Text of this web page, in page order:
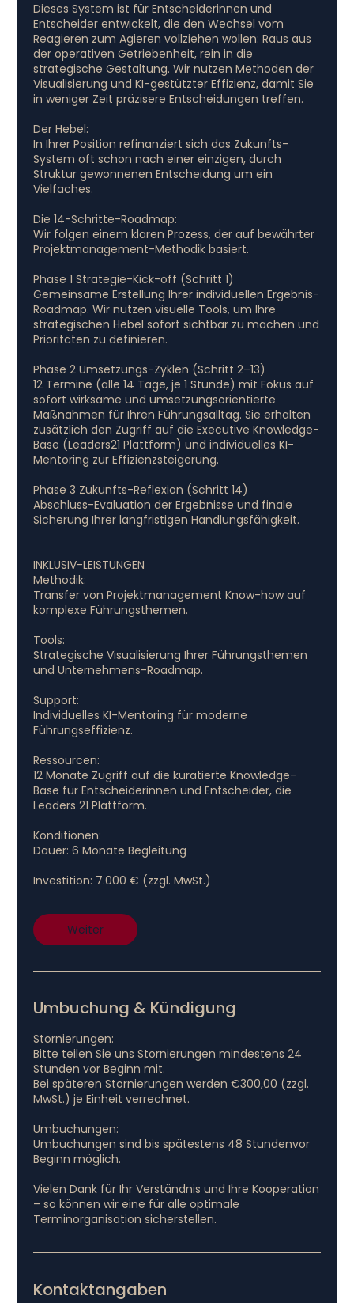
Dieses System ist für Entscheiderinnen und
Entscheider entwickelt, die den Wechsel vom
Reagieren zum Agieren vollziehen wollen: Raus aus
der operativen Getriebenheit, rein in die
strategische Gestaltung. Wir nutzen Methoden der
Visualisierung und KI-gestützter Effizienz, damit Sie
in weniger Zeit präzisere Entscheidungen treffen.
Der Hebel:
In Ihrer Position refinanziert sich das Zukunfts-
System oft schon nach einer einzigen, durch
Struktur gewonnenen Entscheidung um ein
Vielfaches.
Die 14-Schritte-Roadmap:
Wir folgen einem klaren Prozess, der auf bewährter
Projektmanagement-Methodik basiert.
Phase 1 Strategie-Kick-off (Schritt 1)
Gemeinsame Erstellung Ihrer individuellen Ergebnis-
Roadmap. Wir nutzen visuelle Tools, um Ihre
strategischen Hebel sofort sichtbar zu machen und
Prioritäten zu definieren.
Phase 2 Umsetzungs-Zyklen (Schritt 2–13)
12 Termine (alle 14 Tage, je 1 Stunde) mit Fokus auf
sofort wirksame und umsetzungsorientierte
Maßnahmen für Ihren Führungsalltag. Sie erhalten
zusätzlich den Zugriff auf die Executive Knowledge-
Base (Leaders21 Plattform) und individuelles KI-
Mentoring zur Effizienzsteigerung.
Phase 3 Zukunfts-Reflexion (Schritt 14)
Abschluss-Evaluation der Ergebnisse und finale
Sicherung Ihrer langfristigen Handlungsfähigkeit.
INKLUSIV-LEISTUNGEN
Methodik:
Transfer von Projektmanagement Know-how auf
komplexe Führungsthemen.
Tools:
Strategische Visualisierung Ihrer Führungsthemen
und Unternehmens-Roadmap.
Support:
Individuelles KI-Mentoring für moderne
Führungseffizienz.
Ressourcen:
12 Monate Zugriff auf die kuratierte Knowledge-
Base für Entscheiderinnen und Entscheider, die
Leaders 21 Plattform.
Konditionen:
Dauer: 6 Monate Begleitung
Weiter
Umbuchung & Kündigung
Stornierungen:
Bitte teilen Sie uns Stornierungen mindestens 24
Stunden vor Beginn mit.
Bei späteren Stornierungen werden €300,00 (zzgl.
MwSt.) je Einheit verrechnet.
Umbuchungen:
Umbuchungen sind bis spätestens 48 Stundenvor
Beginn möglich.
Vielen Dank für Ihr Verständnis und Ihre Kooperation
– so können wir eine für alle optimale
Terminorganisation sicherstellen.
Kontaktangaben